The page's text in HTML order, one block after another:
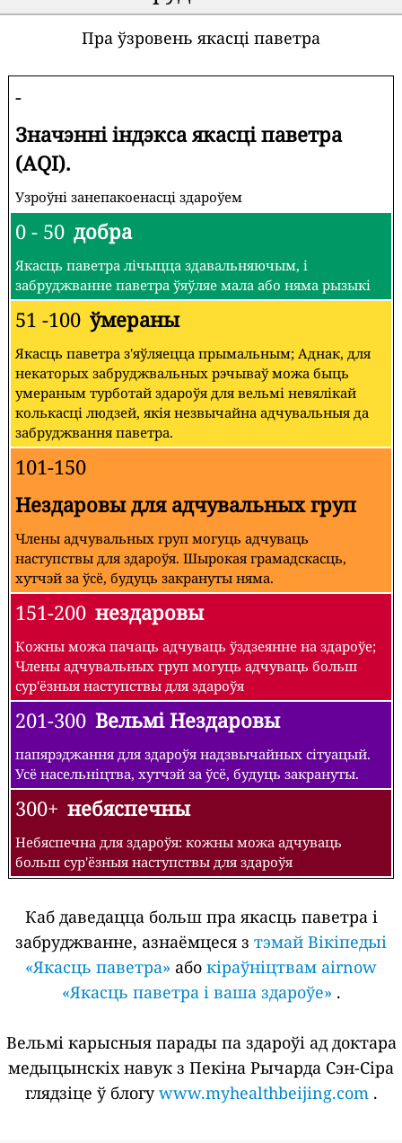
Пра ўзровень якасці паветра
-
Значэнні індэкса якасці паветра
(AQI).
Узроўні занепакоенасці здароўем
0 - 50 добра
Якасць паветра лічыцца здавальняючым, і
забруджванне паветра ўяўляе мала або няма рызыкі
51 -100 ўмераны
Якасць паветра з'яўляецца прымальным; Аднак, для
некаторых забруджвальных рэчываў можа быць
умераным турботай здароўя для вельмі невялікай
колькасці людзей, якія незвычайна адчувальныя да
забруджвання паветра.
101-150
Нездаровы для адчувальных груп
Члены адчувальных груп могуць адчуваць
наступствы для здароўя. Шырокая грамадскасць,
хутчэй за ўсё, будуць закрануты няма.
151-200 нездаровы
Кожны можа пачаць адчуваць ўздзеянне на здароўе;
Члены адчувальных груп могуць адчуваць больш
сур'ёзныя наступствы для здароўя
201-300 Вельмі Нездаровы
папярэджання для здароўя надзвычайных сітуацый.
Усё насельніцтва, хутчэй за ўсё, будуць закрануты.
300+ небяспечны
Небяспечна для здароўя: кожны можа адчуваць
больш сур'ёзныя наступствы для здароўя
Каб даведацца больш пра якасць паветра і
забруджванне, азнаёмцеся з тэмай Вікіпедыі
«Якасць паветра» або кіраўніцтвам airnow
«Якасць паветра і ваша здароўе» .
Вельмі карысныя парады па здароўі ад доктара
медыцынскіх навук з Пекіна Рычарда Сэн-Сіра
глядзіце ў блогуwww.myhealthbeijing.com.